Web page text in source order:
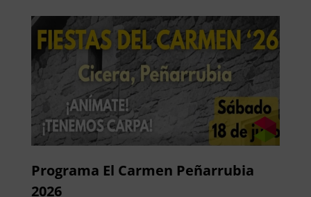
Programa El Carmen Peñarrubia
2026